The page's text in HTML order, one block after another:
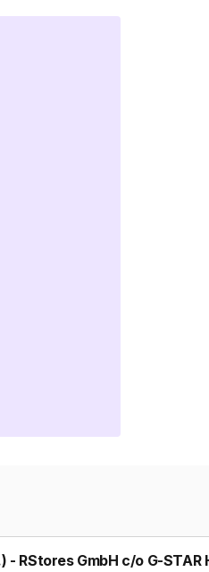
RStores GmbH c/o G-STAR